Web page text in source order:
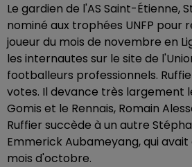
Le gardien de l'AS Saint-Étienne,
nominé aux trophées UNFP
joueur du mois de novembre en
les internautes sur le site de
footballeurs professionnels.
votes. Il devance très largement
Gomis et le Rennais, Romain
Ruffier succède à un autre
Emmerick Aubameyang, qui avait
mois d'octobre.